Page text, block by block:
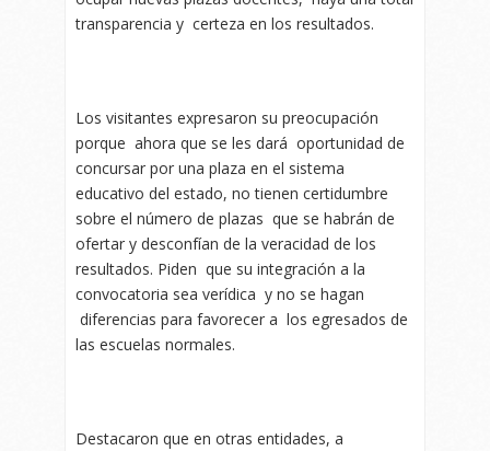
transparencia y certeza en los resultados.
Los visitantes expresaron su preocupación
porque ahora que se les dará oportunidad de
concursar por una plaza en el sistema
educativo del estado, no tienen certidumbre
sobre el número de plazas que se habrán de
ofertar y desconfían de la veracidad de los
resultados. Piden que su integración a la
convocatoria sea verídica y no se hagan
diferencias para favorecer a los egresados de
las escuelas normales.
Destacaron que en otras entidades, a